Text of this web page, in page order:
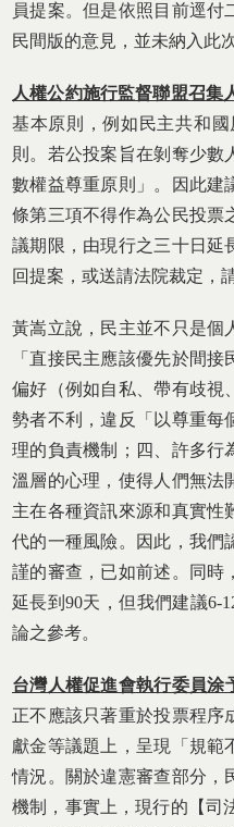
員提案。但是依照目前逕
民間版的意見，並未納入此
人權公約施行監督聯盟召集
基本原則，例如民主共和
則。若公投案旨在剝奪少數
數權益尊重原則」。因此建
條第三項不得作為公民投票
議期限，由現行之三十日延
回提案，或送請法院裁定，
黃嵩立說，民主並不只是個
「直接民主應該優先於間
偏好（例如自私、帶有歧視
勢者不利，違反「以尊重每
理的負責機制；四、許多行
溫層的心理，使得人們無法
主在各種資訊來源和真實性
代的一種風險。因此，我們
謹的審查，已如前述。同時
延長到90天，但我們建議6-
論之參考。
台灣人權促進會執行委員涂
正不應該只著重於投票程序
獻金等議題上，呈現「規範
情況。關於違憲審查部分，
機制，事實上，現行的【司